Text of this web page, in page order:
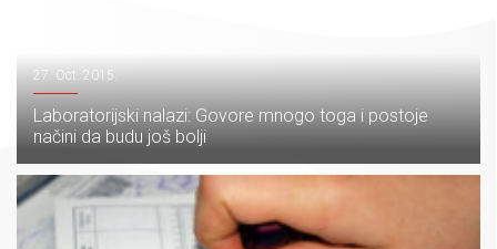
27. Oct. 2015.
Laboratorijski nalazi: Govore mnogo toga i postoje
načini da budu još bolji